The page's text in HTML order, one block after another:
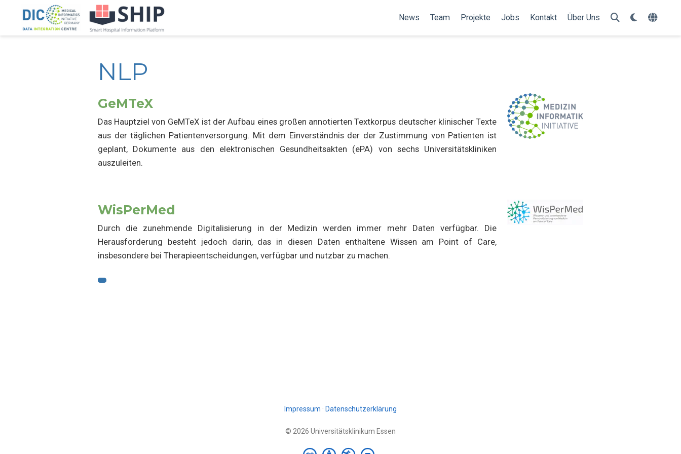
News Team Projekte Jobs Kontakt Über Uns
NLP
GeMTeX
Das Hauptziel von GeMTeX ist der Aufbau eines großen annotierten Textkorpus deutscher klinischer Texte
aus der täglichen Patientenversorgung. Mit dem Einverständnis der der Zustimmung von Patienten ist
geplant, Dokumente aus den elektronischen Gesundheitsakten (ePA) von sechs Universitätskliniken
auszuleiten.
WisPerMed
Durch die zunehmende Digitalisierung in der Medizin werden immer mehr Daten verfügbar. Die
Herausforderung besteht jedoch darin, das in diesen Daten enthaltene Wissen am Point of Care,
insbesondere bei Therapieentscheidungen, verfügbar und nutzbar zu machen.
Impressum · Datenschutzerklärung
© 2026 Universitätsklinikum Essen